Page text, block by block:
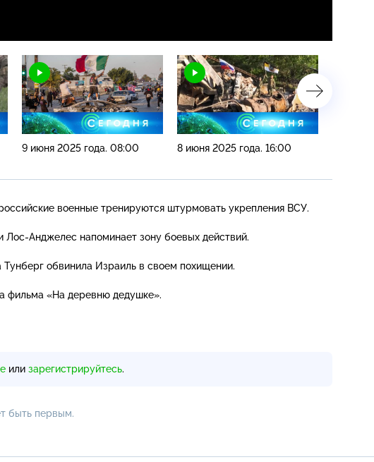
9 июня 2025 года. 08:00 8 июня 2025 года. 16:00
военные тренируются штурмовать укрепления ВСУ.
Лос-Анджелес напоминает зону боевых действий.
Тунберг обвинила Израиль в своем похищении.
фильма «На деревню дедушке».
или зарегистрируйтесь.
быть первым.